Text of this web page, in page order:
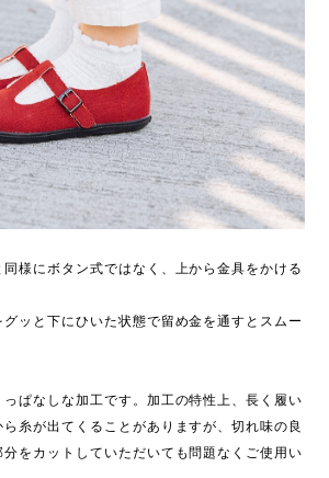
同様にボタン式ではなく、上から金具をかける
ッと下にひいた状態で留め金を通すとスムー
ぱなしな加工です。加工の特性上、長く履い
糸が出てくることがありますが、切れ味の良
をカットしていただいても問題なくご使用い